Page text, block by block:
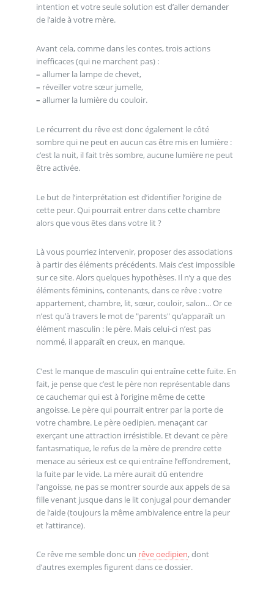
intention et votre seule solution est d’aller demander
de l’aide à votre mère.
Avant cela, comme dans les contes, trois actions
inefficaces (qui ne marchent pas) :
– allumer la lampe de chevet,
– réveiller votre sœur jumelle,
– allumer la lumière du couloir.
Le récurrent du rêve est donc également le côté
sombre qui ne peut en aucun cas être mis en lumière :
c’est la nuit, il fait très sombre, aucune lumière ne peut
être activée.
Le but de l’interprétation est d’identifier l’origine de
cette peur. Qui pourrait entrer dans cette chambre
alors que vous êtes dans votre lit ?
Là vous pourriez intervenir, proposer des associations
à partir des éléments précédents. Mais c’est impossible
sur ce site. Alors quelques hypothèses. Il n’y a que des
éléments féminins, contenants, dans ce rêve : votre
appartement, chambre, lit, sœur, couloir, salon... Or ce
n’est qu’à travers le mot de "parents" qu’apparaît un
élément masculin : le père. Mais celui-ci n’est pas
nommé, il apparaît en creux, en manque.
C’est le manque de masculin qui entraîne cette fuite. En
fait, je pense que c’est le père non représentable dans
ce cauchemar qui est à l’origine même de cette
angoisse. Le père qui pourrait entrer par la porte de
votre chambre. Le père oedipien, menaçant car
exerçant une attraction irrésistible. Et devant ce père
fantasmatique, le refus de la mère de prendre cette
menace au sérieux est ce qui entraîne l’effondrement,
la fuite par le vide. La mère aurait dû entendre
l’angoisse, ne pas se montrer sourde aux appels de sa
fille venant jusque dans le lit conjugal pour demander
de l’aide (toujours la même ambivalence entre la peur
et l’attirance).
Ce rêve me semble donc un rêve oedipien, dont
d’autres exemples figurent dans ce dossier.